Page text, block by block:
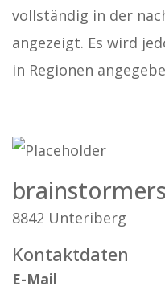
vollständig in der
angezeigt. Es wird
in Regionen
8842 Unteriberg
Kontaktdaten
E-Mail